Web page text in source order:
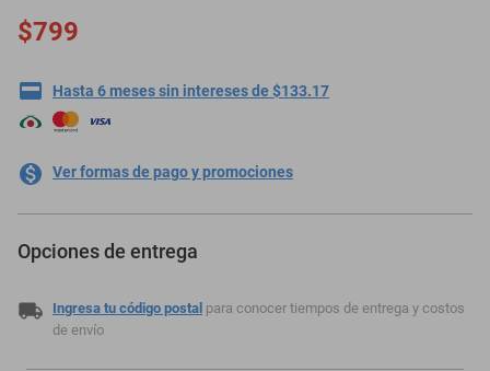
$799
Hasta 6 meses sin intereses de $133.17
Ver formas de pago y promociones
Opciones de entrega
Ingresa tu código postal para conocer tiempos de entrega y costos
de envío